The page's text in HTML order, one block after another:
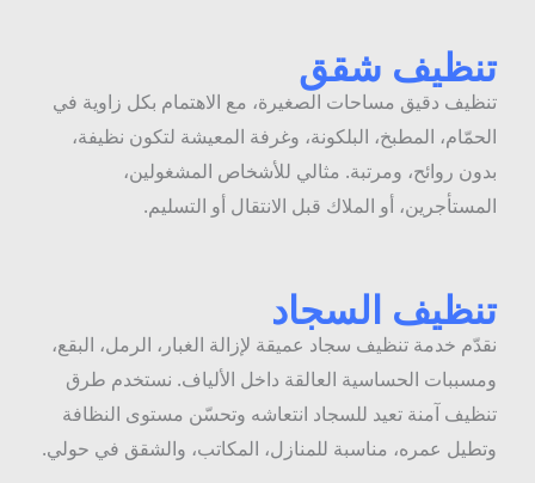
تنظيف شقق
تنظيف دقيق مساحات الصغيرة، مع الاهتمام بكل زاوية في
الحمّام، المطبخ، البلكونة، وغرفة المعيشة لتكون نظيفة،
بدون روائح، ومرتبة. مثالي للأشخاص المشغولين،
المستأجرين، أو الملاك قبل الانتقال أو التسليم.
تنظيف السجاد
نقدّم خدمة تنظيف سجاد عميقة لإزالة الغبار، الرمل، البقع،
ومسببات الحساسية العالقة داخل الألياف. نستخدم طرق
تنظيف آمنة تعيد للسجاد انتعاشه وتحسّن مستوى النظافة
وتطيل عمره، مناسبة للمنازل، المكاتب، والشقق في حولي.